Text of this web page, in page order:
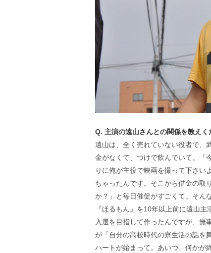
Q. 主演の遠山さんとの関係を教えく
遠山は、全く売れていない役者で、
金がなくて、つけで飲んでいて。「
りに俺が主役で映画を撮って下さい
ちゃったんです。そこから借金の取
か？」と毎日催促がすごくて。そん
『ほるもん』を10年以上前に遠山
入選を目指して作ったんですが、無
が「自分の高校時代の寮生活の話を
ハートが始まって。あいつ、何かが